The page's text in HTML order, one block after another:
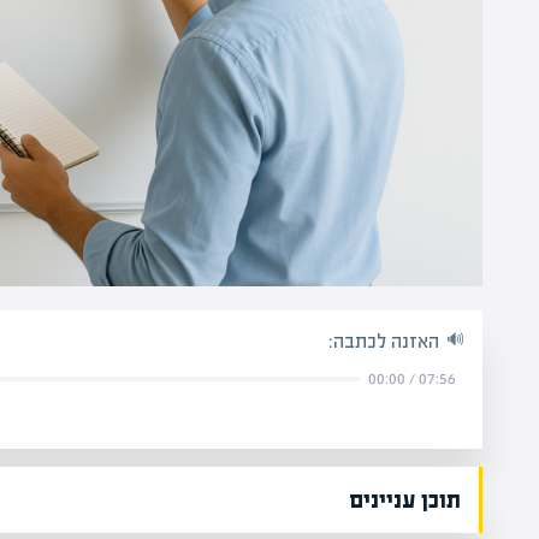
האזנה לכתבה:
07:56
/
00:00
תוכן עניינים